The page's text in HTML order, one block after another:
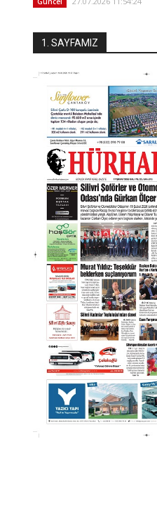
1. SAYFAMIZ